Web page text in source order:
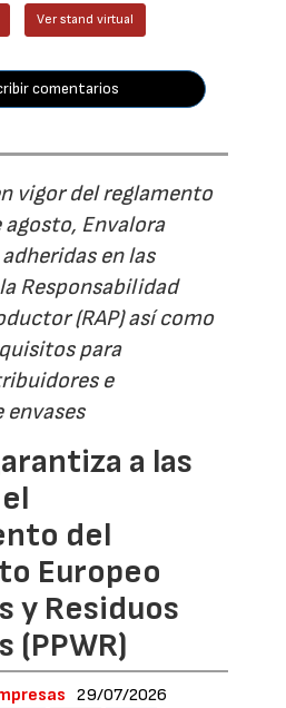
Ver stand virtual
comentarios
vigor del reglamento
Envalora
en las
Responsabilidad
(RAP) así como
para
e
a las
del
Europeo
y Residuos
(PPWR)
29/07/2026